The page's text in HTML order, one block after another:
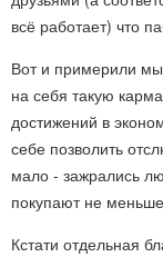
всё работает) что
Вот и примерили мы
на себя такую
достижений в
себе позволить
мало - зажрались
покупают не
Кстати отдельная